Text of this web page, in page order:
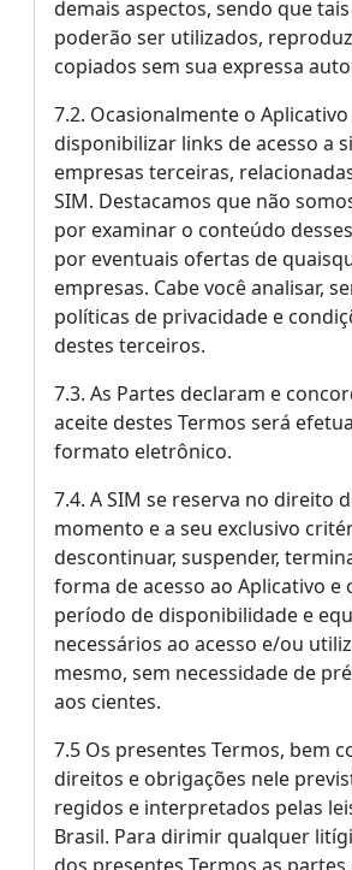
demais aspectos, sendo que
poderão ser utilizados,
copiados sem sua expressa
7.2. Ocasionalmente o
disponibilizar links de acesso a
empresas terceiras,
SIM. Destacamos que não
por examinar o conteúdo
por eventuais ofertas de
empresas. Cabe você analisar,
políticas de privacidade e
destes terceiros.
7.3. As Partes declaram e
aceite destes Termos será
formato eletrônico.
7.4. A SIM se reserva no direito
momento e a seu exclusivo
descontinuar, suspender,
forma de acesso ao Aplicativo e
período de disponibilidade e
necessários ao acesso e/ou
mesmo, sem necessidade de
aos cientes.
7.5 Os presentes Termos, bem
direitos e obrigações nele
regidos e interpretados pelas
Brasil. Para dirimir qualquer